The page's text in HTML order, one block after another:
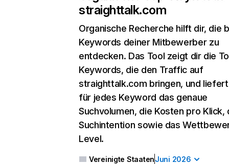
straighttalk.com
Organische Recherche hilft dir, die
Keywords deiner Mitbewerber zu
entdecken. Das Tool zeigt dir die
Keywords, die den Traffic auf
straighttalk.com bringen, und
für jedes Keyword das genaue
Suchvolumen, die Kosten pro Klick,
Suchintention sowie das
Level.
Vereinigte StaatenJuni 2026